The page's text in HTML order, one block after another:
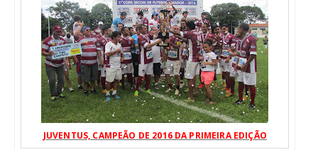
JUVENTUS, CAMPEÃO DE 2016 DA PRIMEIRA EDIÇÃO